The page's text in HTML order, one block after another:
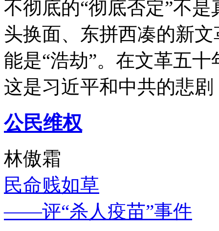
不彻底的“彻底否定”不
头换面、东拼西凑的新
能是“浩劫”。在文革五
这是习近平和中共的悲
公民维权
林傲霜
民命贱如草
——评“杀人疫苗”事件